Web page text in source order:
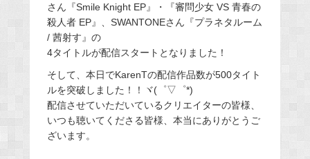
さん『Smile Knight EP』・『審問少女 VS 青春の
殺人者 EP』、SWANTONEさん『プラネタルーム
/ 茜射す』の
4タイトルが配信スタートとなりました！
そして、本日でKarenTの配信作品数が500タイト
ルを突破しました！！ヾ(゜▽゜*)
配信させていただいているクリエイターの皆様、
いつも聴いてくださる皆様、本当にありがとうご
ざいます。